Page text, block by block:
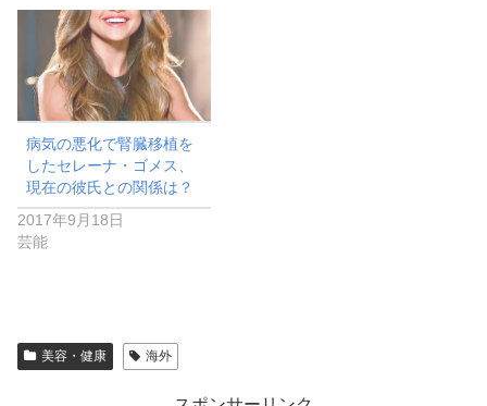
病気の悪化で腎臓移植を
したセレーナ・ゴメス、
現在の彼氏との関係は？
2017年9月18日
芸能
美容・健康 海外